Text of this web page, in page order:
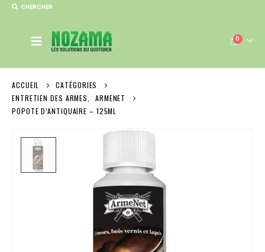
CHERCHER
0
ACCUEIL
CATÉGORIES
ENTRETIEN DES ARMES
ARMENET
POPOTE D’ANTIQUAIRE – 125ML